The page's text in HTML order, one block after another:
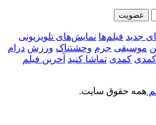
عضویت
جدید فیلم‌ها نمایش‌های تلویزیونی
موسیقی جرم وحشتناک ورزش درام
کمدی تماشا کنید آخرین فیلم
همه حقوق سایت.